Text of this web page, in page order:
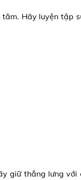
Hãy luyện tập
giữ thẳng lưng